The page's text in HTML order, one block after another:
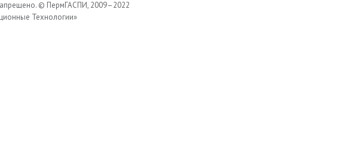
© ПермГАСПИ, 2009–2022
Технологии»